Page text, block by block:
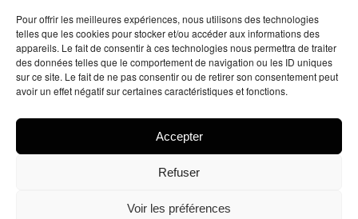
Pour offrir les meilleures expériences, nous utilisons des technologies
telles que les cookies pour stocker et/ou accéder aux informations des
appareils. Le fait de consentir à ces technologies nous permettra de traiter
des données telles que le comportement de navigation ou les ID uniques
sur ce site. Le fait de ne pas consentir ou de retirer son consentement peut
avoir un effet négatif sur certaines caractéristiques et fonctions.
Accepter
Refuser
Voir les préférences
Me contacter
Facebook
X Instagram
LinkedIn
Arnaud Legue – DelacreaTous droits réservés.